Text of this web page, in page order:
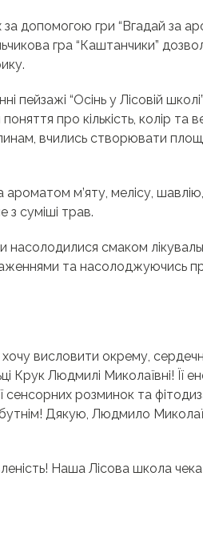
допомогою гри “Вгадай за
гра “Каштанчики”
пейзажі “Осінь у Лісовій
про кількість, колір та
вчились створювати
м’яту, мелісу,
з суміші трав.
смаком
та насолоджуючись
висловити окрему,
Людмилі Миколаївні! Її
сенсорних розминок та
Дякую, Людмило
Наша Лісова школа